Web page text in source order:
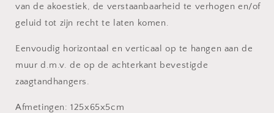
van de akoestiek, de verstaanbaarheid te verhogen en/of
geluid tot zijn recht te laten komen.
Eenvoudig horizontaal en verticaal op te hangen aan de
muur d.m.v. de op de achterkant bevestigde
zaagtandhangers.
Afmetingen: 125x65x5cm